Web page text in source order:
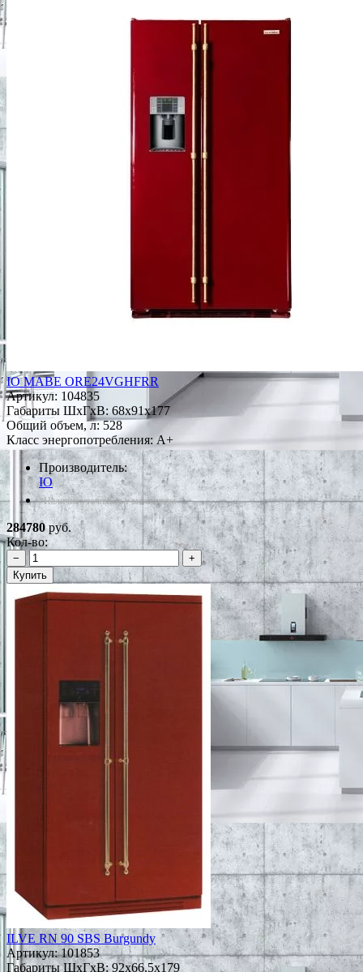
IO MABE ORE24VGHFRR
Артикул: 104835
Габариты ШxГxВ: 68x91x177
Общий объем, л: 528
Класс энергопотребления: A+
Производитель:
IO
*Наличие уточняйте у менеджера
284780руб.
Кол-во:
−
+
Купить
ILVE RN 90 SBS Burgundy
Артикул:101853
Габариты ШxГxВ: 92x66.5x179